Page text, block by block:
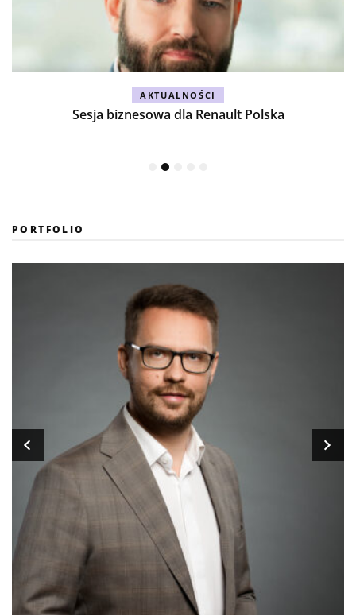
AKTUALNOŚCI
Sesja biznesowa dla Renault Polska
PORTFOLIO